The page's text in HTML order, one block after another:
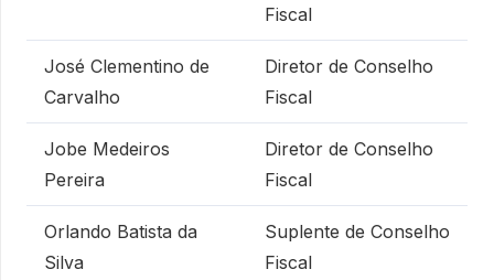
Fiscal
José Clementino de
Carvalho
Diretor de Conselho
Fiscal
Jobe Medeiros
Pereira
Diretor de Conselho
Fiscal
Orlando Batista da
Silva
Suplente de Conselho
Fiscal